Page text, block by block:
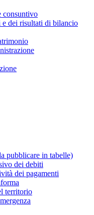
consuntivo
dei risultati di bilancio
pubblicare in tabelle)
dei debiti
dei pagamenti
territorio